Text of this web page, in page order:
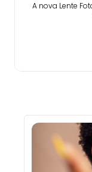
A nova Lente